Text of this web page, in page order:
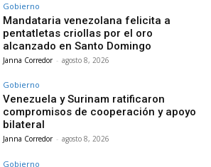
Gobierno
Mandataria venezolana felicita a
pentatletas criollas por el oro
alcanzado en Santo Domingo
Janna Corredor - agosto 8, 2026
Gobierno
Venezuela y Surinam ratificaron
compromisos de cooperación y apoyo
bilateral
Janna Corredor - agosto 8, 2026
Gobierno